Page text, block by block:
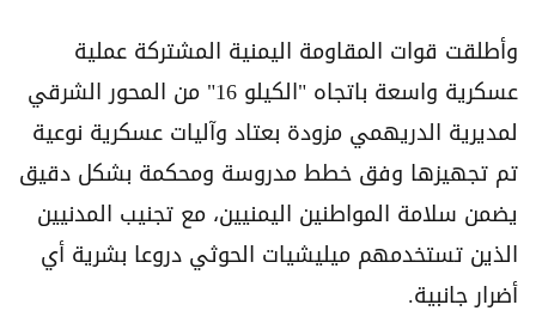
وأطلقت قوات المقاومة اليمنية المشتركة عملية
عسكرية واسعة باتجاه "الكيلو 16" من المحور الشرقي
لمديرية الدريهمي مزودة بعتاد وآليات عسكرية نوعية
تم تجهيزها وفق خطط مدروسة ومحكمة بشكل دقيق
يضمن سلامة المواطنين اليمنيين، مع تجنيب المدنيين
الذين تستخدمهم ميليشيات الحوثي دروعا بشرية أي
أضرار جانبية.